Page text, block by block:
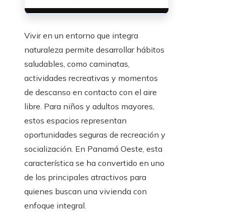
Vivir en un entorno que integra
naturaleza permite desarrollar hábitos
saludables, como caminatas,
actividades recreativas y momentos
de descanso en contacto con el aire
libre. Para niños y adultos mayores,
estos espacios representan
oportunidades seguras de recreación y
socialización. En Panamá Oeste, esta
característica se ha convertido en uno
de los principales atractivos para
quienes buscan una vivienda con
enfoque integral.